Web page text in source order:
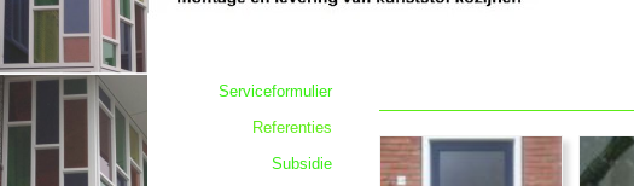
Serviceformulier
Referenties
Subsidie